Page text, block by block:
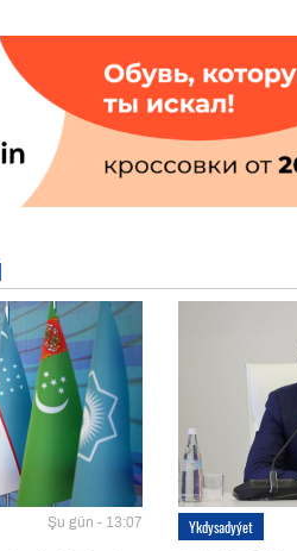
Şu gün - 13:07 Ykdysadyýet